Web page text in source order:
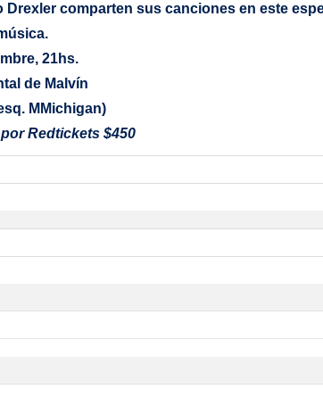
Drexler comparten sus canciones en este
21hs.
de Malvín
MMichigan)
Redtickets $450